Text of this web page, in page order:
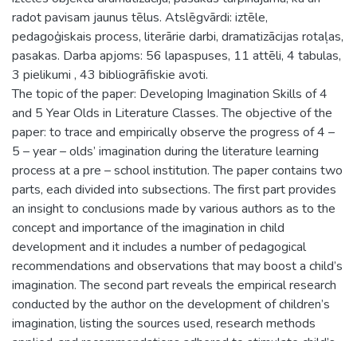
radot pavisam jaunus tēlus. Atslēgvārdi: iztēle,
pedagoģiskais process, literārie darbi, dramatizācijas rotaļas,
pasakas. Darba apjoms: 56 lapaspuses, 11 attēli, 4 tabulas,
3 pielikumi , 43 bibliogrāfiskie avoti.
The topic of the paper: Developing Imagination Skills of 4
and 5 Year Olds in Literature Classes. The objective of the
paper: to trace and empirically observe the progress of 4 –
5 – year – olds’ imagination during the literature learning
process at a pre – school institution. The paper contains two
parts, each divided into subsections. The first part provides
an insight to conclusions made by various authors as to the
concept and importance of the imagination in child
development and it includes a number of pedagogical
recommendations and observations that may boost a child’s
imagination. The second part reveals the empirical research
conducted by the author on the development of children’s
imagination, listing the sources used, research methods